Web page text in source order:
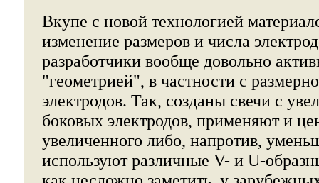
Вкупе с новой технологией
изменение размеров и числа
разработчики вообще довольно
"геометрией", в частности с
электродов. Так, созданы свечи с
боковых электродов, применяют и
увеличенного либо, напротив,
используют различные V- и U-